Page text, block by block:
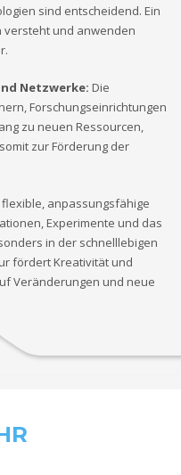
sind entscheidend. Ein
versteht und anwenden
Netzwerke: Die
Forschungseinrichtungen
zu neuen Ressourcen,
zur Förderung der
flexible, anpassungsfähige
Experimente und das
in der schnelllebigen
fördert Kreativität und
Veränderungen und neue